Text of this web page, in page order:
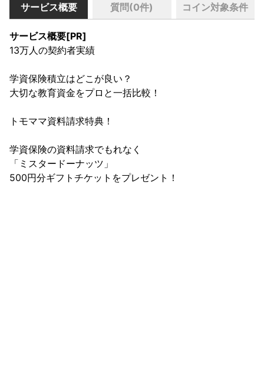
サービス概要 質問(0件) コイン対象条件
サービス概要[PR]
13万人の契約者実績
学資保険積立はどこが良い？
大切な教育資金をプロと一括比較！
トモママ資料請求特典！
学資保険の資料請求でもれなく
「ミスタードーナッツ」
500円分ギフトチケットをプレゼント！